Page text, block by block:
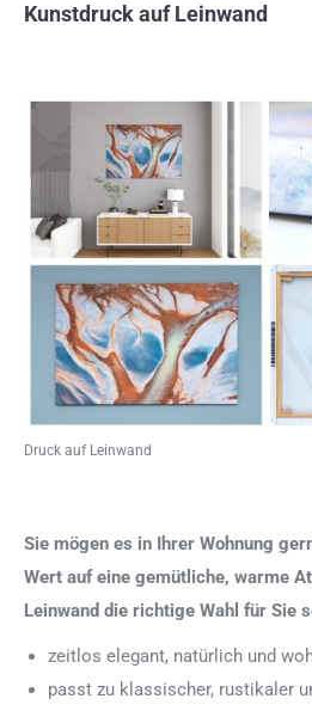
Kunstdruck auf Leinwand
Druck auf Leinwand
Sie mögen es in Ihrer Wohnung
Wert auf eine gemütliche, warme
Leinwand die richtige Wahl für Sie
zeitlos elegant, natürlich und
passt zu klassischer, rustikaler